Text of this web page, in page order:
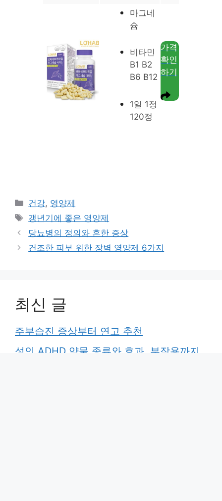
마그네
슘
비타민
B1 B2
B6 B12
1일 1정
120정
가격
확인
하기
카
테
리
건강, 영양제
태
그
갱년기에 좋은 영양제
당뇨병의 정의와 흔한 증상
건조한 피부 위한 장벽 영양제 6가지
최신 글
주부습진 증상부터 연고 추천
성인 ADHD 약물 종류와 효과, 부작용까지